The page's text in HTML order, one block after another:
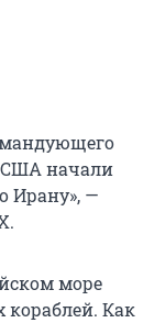
США начали
Ирану», —
море
кораблей. Как